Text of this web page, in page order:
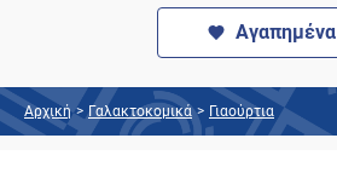
Αγαπημένα
Αρχική > Γαλακτοκομικά > Γιαούρτια